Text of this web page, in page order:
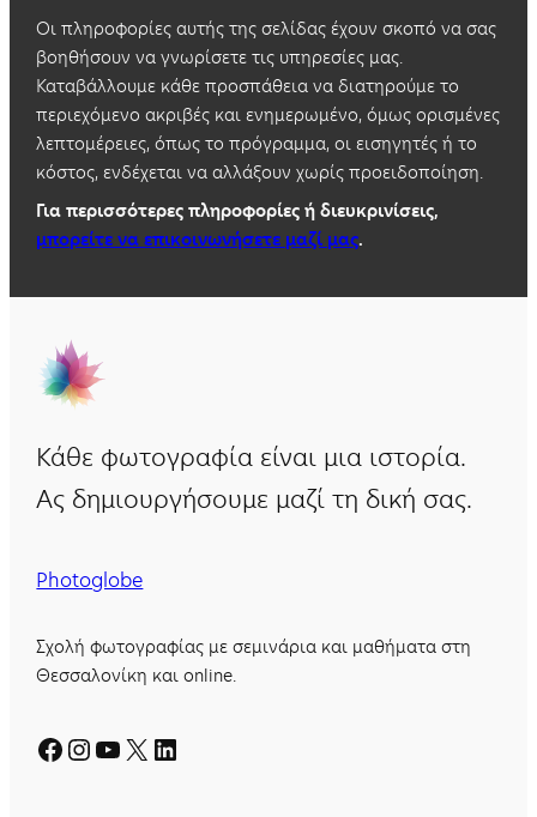
Οι πληροφορίες αυτής της σελίδας έχουν σκοπό να σας
βοηθήσουν να γνωρίσετε τις υπηρεσίες μας.
Καταβάλλουμε κάθε προσπάθεια να διατηρούμε το
περιεχόμενο ακριβές και ενημερωμένο, όμως ορισμένες
λεπτομέρειες, όπως το πρόγραμμα, οι εισηγητές ή το
κόστος, ενδέχεται να αλλάξουν χωρίς προειδοποίηση.
Για περισσότερες πληροφορίες ή διευκρινίσεις,
μπορείτε να επικοινωνήσετε μαζί μας.
Κάθε φωτογραφία είναι μια ιστορία.
Ας δημιουργήσουμε μαζί τη δική σας.
Photoglobe
Σχολή φωτογραφίας με σεμινάρια και μαθήματα στη
Θεσσαλονίκη και online.
Facebook
Instagram
YouTube
X Linkedin